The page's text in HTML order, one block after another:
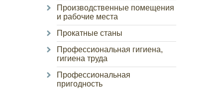
Производственные помещения
и рабочие места
Прокатные станы
Профессиональная гигиена,
гигиена труда
Профессиональная
пригодность